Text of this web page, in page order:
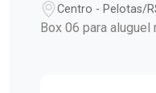
Centro - Pelotas/
Box 06 para